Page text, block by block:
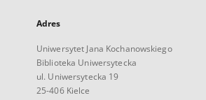
Adres
Uniwersytet Jana Kochanowskiego
Biblioteka Uniwersytecka
ul. Uniwersytecka 19
25-406 Kielce